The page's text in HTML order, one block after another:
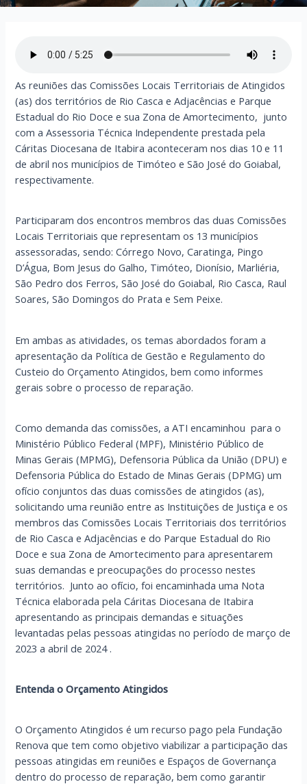
As reuniões das Comissões Locais Territoriais de Atingidos
(as) dos territórios de Rio Casca e Adjacências e Parque
Estadual do Rio Doce e sua Zona de Amortecimento, junto
com a Assessoria Técnica Independente prestada pela
Cáritas Diocesana de Itabira aconteceram nos dias 10 e 11
de abril nos municípios de Timóteo e São José do Goiabal,
respectivamente.
Participaram dos encontros membros das duas Comissões
Locais Territoriais que representam os 13 municípios
assessoradas, sendo: Córrego Novo, Caratinga, Pingo
D’Água, Bom Jesus do Galho, Timóteo, Dionísio, Marliéria,
São Pedro dos Ferros, São José do Goiabal, Rio Casca, Raul
Soares, São Domingos do Prata e Sem Peixe.
Em ambas as atividades, os temas abordados foram a
apresentação da Política de Gestão e Regulamento do
Custeio do Orçamento Atingidos, bem como informes
gerais sobre o processo de reparação.
Como demanda das comissões, a ATI encaminhou para o
Ministério Público Federal (MPF), Ministério Público de
Minas Gerais (MPMG), Defensoria Pública da União (DPU) e
Defensoria Pública do Estado de Minas Gerais (DPMG) um
ofício conjuntos das duas comissões de atingidos (as),
solicitando uma reunião entre as Instituições de Justiça e os
membros das Comissões Locais Territoriais dos territórios
de Rio Casca e Adjacências e do Parque Estadual do Rio
Doce e sua Zona de Amortecimento para apresentarem
suas demandas e preocupações do processo nestes
territórios. Junto ao ofício, foi encaminhada uma Nota
Técnica elaborada pela Cáritas Diocesana de Itabira
apresentando as principais demandas e situações
levantadas pelas pessoas atingidas no período de março de
2023 a abril de 2024 .
Entenda o Orçamento Atingidos
O Orçamento Atingidos é um recurso pago pela Fundação
Renova que tem como objetivo viabilizar a participação das
pessoas atingidas em reuniões e Espaços de Governança
dentro do processo de reparação, bem como garantir